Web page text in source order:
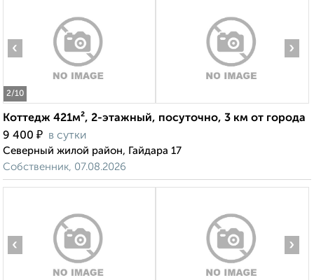
2/10
‹ ›
Коттедж 421м², 2-этажный, посуточно, 3 км от города
9 400 ₽ в сутки
Северный жилой район, Гайдара 17
Собственник, 07.08.2026
‹ ›